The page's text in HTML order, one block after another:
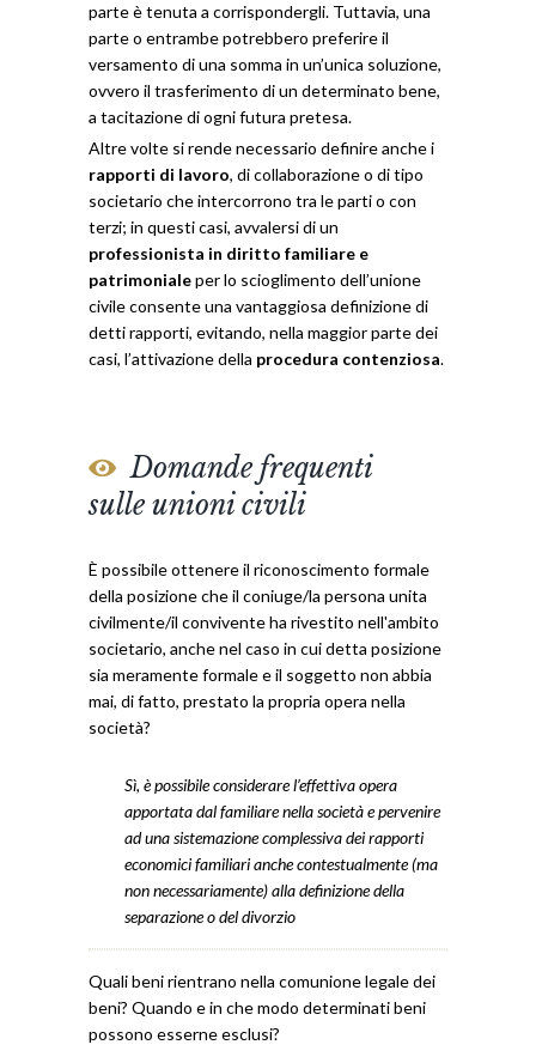
parte è tenuta a corrispondergli. Tuttavia, una
parte o entrambe potrebbero preferire il
versamento di una somma in un’unica soluzione,
ovvero il trasferimento di un determinato bene,
a tacitazione di ogni futura pretesa.
Altre volte si rende necessario definire anche i
rapporti di lavoro, di collaborazione o di tipo
societario che intercorrono tra le parti o con
terzi; in questi casi, avvalersi di un
professionista in diritto familiare e
patrimonialeper lo scioglimento dell’unione
civile consente una vantaggiosa definizione di
detti rapporti, evitando, nella maggior parte dei
casi, l’attivazione della procedura contenziosa.
Domande frequenti
sulle unioni civili
È possibile ottenere il riconoscimento formale
della posizione che il coniuge/la persona unita
civilmente/il convivente ha rivestito nell'ambito
societario, anche nel caso in cui detta posizione
sia meramente formale e il soggetto non abbia
mai, di fatto, prestato la propria opera nella
società?
Sì, è possibile considerare l’effettiva opera
apportata dal familiare nella società e pervenire
ad una sistemazione complessiva dei rapporti
economici familiari anche contestualmente (ma
non necessariamente) alla definizione della
separazione o del divorzio
Quali beni rientrano nella comunione legale dei
beni? Quando e in che modo determinati beni
possono esserne esclusi?